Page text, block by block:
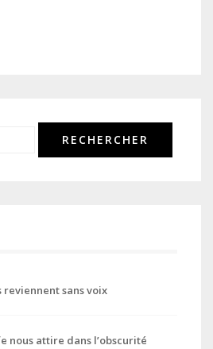
reviennent sans voix
nous attire dans l’obscurité